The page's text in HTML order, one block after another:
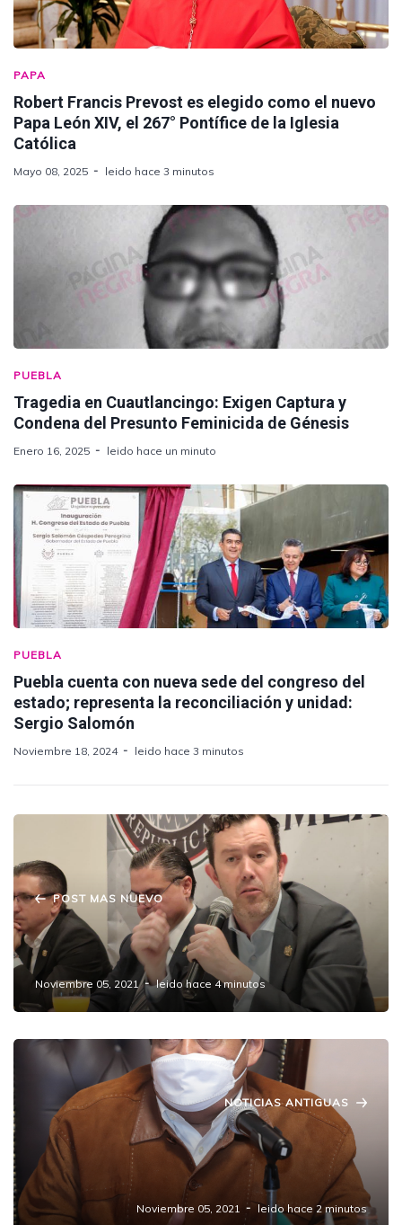
PAPA
Robert Francis Prevost es elegido como el nuevo
Papa León XIV, el 267° Pontífice de la Iglesia
Católica
Mayo 08, 2025 leido hace 3 minutos
PUEBLA
Tragedia en Cuautlancingo: Exigen Captura y
Condena del Presunto Feminicida de Génesis
Enero 16, 2025 leido hace un minuto
PUEBLA
Puebla cuenta con nueva sede del congreso del
estado; representa la reconciliación y unidad:
Sergio Salomón
Noviembre 18, 2024 leido hace 3 minutos
POST MAS NUEVO
Urgen “más que nunca” a EU migrantes:
Partido Republicano
Noviembre 05, 2021 leido hace 4 minutos
NOTICIAS ANTIGUAS
Anuncia Barbosa Huerta desfile escolar el 20
de noviembre en los 217 municipios del
estado
Noviembre 05, 2021 leido hace 2 minutos